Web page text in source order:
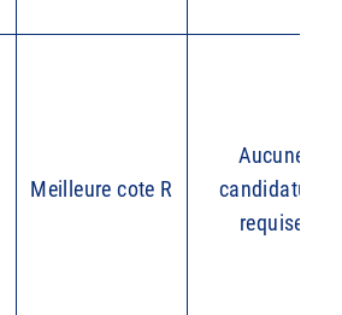
Meilleure cote R
Aucune
candidature
requise